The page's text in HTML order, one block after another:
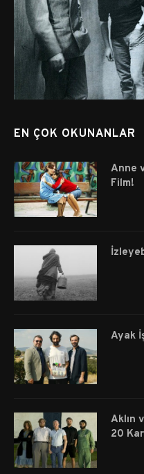
EN ÇOK OKUNANLAR
Anne
Film!
Ayak
Aklın
20